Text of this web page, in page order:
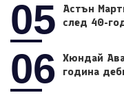
05
Астън
след 40-
06
Хюндай
година